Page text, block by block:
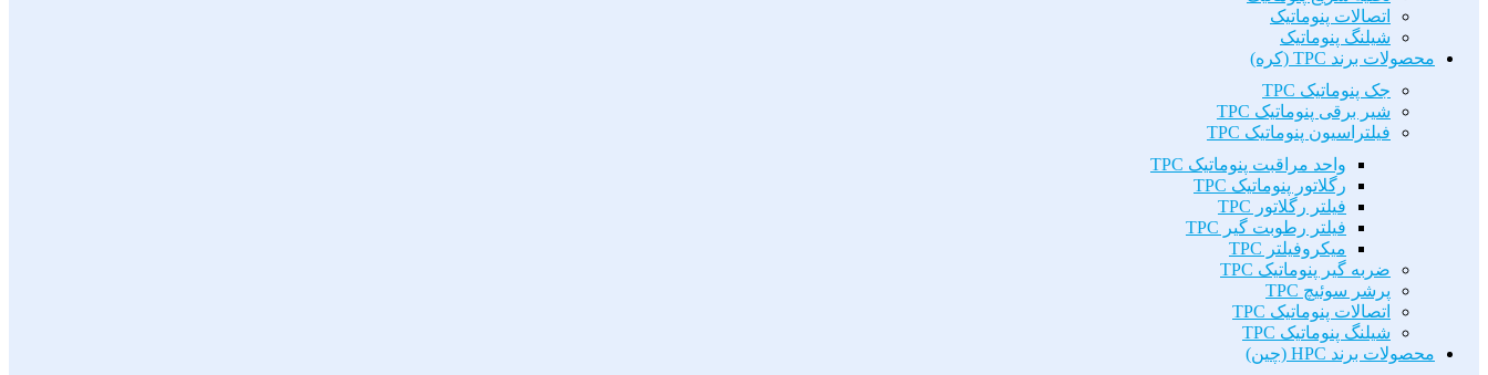
اتصالات پنوماتیک
شیلنگ پنوماتیک
محصولات برند TPC (کره)
جک پنوماتیک TPC
شیر برقی پنوماتیک TPC
فیلتراسیون پنوماتیک TPC
واحد مراقبت پنوماتیک TPC
رگلاتور پنوماتیک TPC
فیلتر رگلاتور TPC
فیلتر رطوبت گیر TPC
میکروفیلتر TPC
ضربه گیر پنوماتیک TPC
پرشر سوئیچ TPC
اتصالات پنوماتیک TPC
شیلنگ پنوماتیک TPC
محصولات برند HPC (چین)